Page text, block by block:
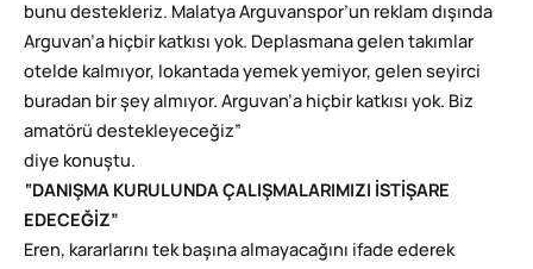
bunu destekleriz. Malatya Arguvanspor’un reklam dışında
Arguvan’a hiçbir katkısı yok. Deplasmana gelen takımlar
otelde kalmıyor, lokantada yemek yemiyor, gelen seyirci
buradan bir şey almıyor. Arguvan’a hiçbir katkısı yok. Biz
amatörü destekleyeceğiz”
diye konuştu.
“DANIŞMA KURULUNDA ÇALIŞMALARIMIZI İSTİŞARE
EDECEĞİZ”
Eren, kararlarını tek başına almayacağını ifade ederek